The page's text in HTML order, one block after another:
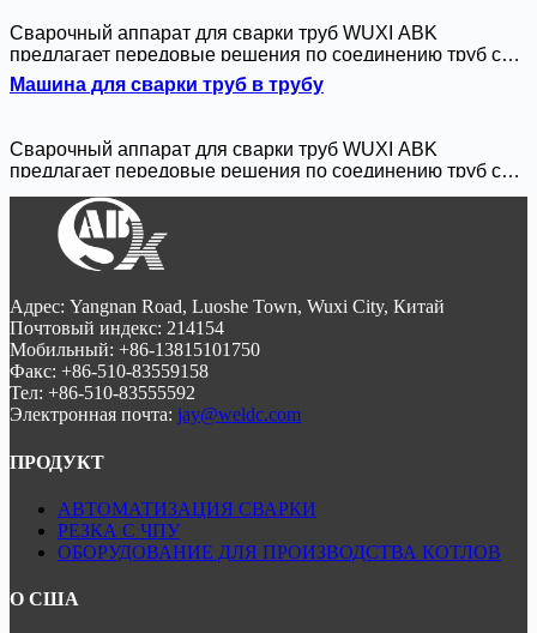
Сварочный аппарат для сварки труб WUXI ABK
предлагает передовые решения по соединению труб с
помощью гибридной сварки GTAW/MIG и технологии
горячей проволоки TIG. Благодаря интеллектуальному
высокой скорости осаждения 40% этот сварочный
аппарат обеспечивает высококачественные результаты
для котельных, электростанций и промышленных
трубопроводов. Самообучающееся программное
обеспечение еще больше повышает точность и
эффективность сварки.
Машина для сварки труб в трубу
Сварочный аппарат для сварки труб WUXI ABK
предлагает передовые решения по соединению труб с
помощью гибридной сварки GTAW/MIG и технологии
горячей проволоки TIG. Благодаря интеллектуальному
управлению AVC, сертификации ASME/EN и более
высокой скорости осаждения 40% этот сварочный
для котельных, электростанций и промышленных
трубопроводов. Самообучающееся программное
обеспечение еще больше повышает точность и
эффективность сварки.
Адрес: Yangnan Road, Luoshe Town, Wuxi City, Китай
Почтовый индекс: 214154
Мобильный: +86-13815101750
Факс: +86-510-83559158
Тел: +86-510-83555592
Электронная почта: jay@weldc.com
ПРОДУКТ
АВТОМАТИЗАЦИЯ СВАРКИ
РЕЗКА С ЧПУ
ОБОРУДОВАНИЕ ДЛЯ ПРОИЗВОДСТВА КОТЛОВ
О США